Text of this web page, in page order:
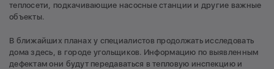
теплосети, подкачивающие насосные станции и другие важные
объекты.
В ближайших планах у специалистов продолжать исследовать
дома здесь, в городе угольщиков. Информацию по выявленным
дефектам они будут передаваться в тепловую инспекцию и